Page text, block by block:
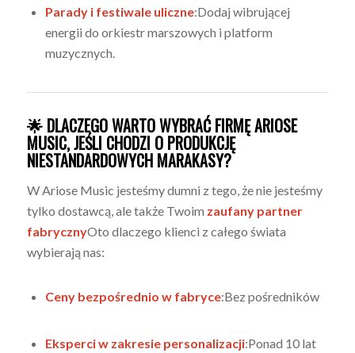
Parady i festiwale uliczne:Dodaj wibrującej
energii do orkiestr marszowych i platform
muzycznych.
🌟 DLACZEGO WARTO WYBRAĆ FIRMĘ ARIOSE
MUSIC, JEŚLI CHODZI O PRODUKCJĘ
NIESTANDARDOWYCH MARAKASY?
W Ariose Music jesteśmy dumni z tego, że nie jesteśmy
tylko dostawcą, ale także Twoim zaufany partner
fabrycznyOto dlaczego klienci z całego świata
wybierają nas:
Ceny bezpośrednio w fabryce:Bez pośredników
Eksperci w zakresie personalizacji:Ponad 10 lat